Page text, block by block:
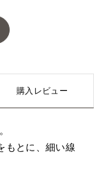
購入レビュー
もとに、細い線